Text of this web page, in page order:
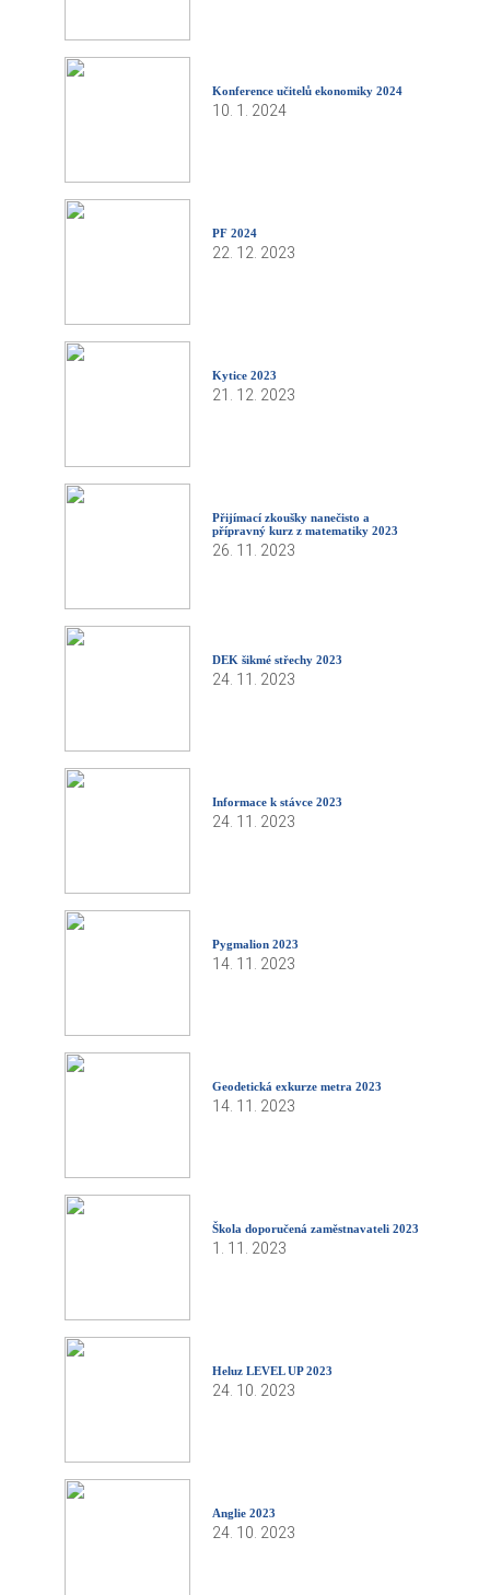
Konference učitelů ekonomiky 2024
10. 1. 2024
PF 2024
22. 12. 2023
Kytice 2023
21. 12. 2023
Přijímací zkoušky nanečisto a
přípravný kurz z matematiky 2023
26. 11. 2023
DEK šikmé střechy 2023
24. 11. 2023
Informace k stávce 2023
24. 11. 2023
Pygmalion 2023
14. 11. 2023
Geodetická exkurze metra 2023
14. 11. 2023
Škola doporučená zaměstnavateli 2023
1. 11. 2023
Heluz LEVEL UP 2023
24. 10. 2023
Anglie 2023
24. 10. 2023